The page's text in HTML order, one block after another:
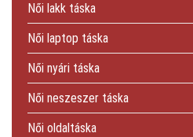
Női lakk táska
Női laptop táska
Női nyári táska
Női neszeszer táska
Női oldaltáska